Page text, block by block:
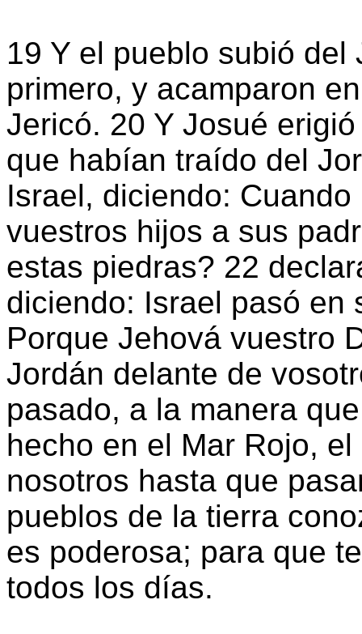
19 Y el pueblo subió
primero, y acamparon
Jericó. 20 Y Josué
que habían traído del
Israel, diciendo:
vuestros hijos a sus
estas piedras? 22
diciendo: Israel pasó en
Porque Jehová vuestro
Jordán delante de
pasado, a la manera
hecho en el Mar Rojo,
nosotros hasta que
pueblos de la tierra
es poderosa; para que
todos los días.